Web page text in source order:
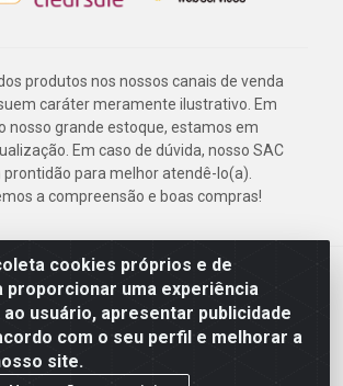
cookies próprios e de
uma experiência
usuário, apresentar publicidade
com o seu perfil e melhorar a
site.
produtos nos nossos canais de venda
caráter meramente ilustrativo. Em
nosso grande estoque, estamos em
Em caso de dúvida, nosso SAC
prontidão para melhor atendê-lo(a).
a compreensão e boas compras!
- Av. Marechal Mascarenhas de Morais, 2471 -
PE - CEP 51.150-001 - CNPJ 24.150.377/0003-
57